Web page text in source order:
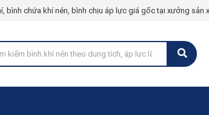
bình chứa khí nén, bình chịu áp lực giá gốc tại xưởng sản